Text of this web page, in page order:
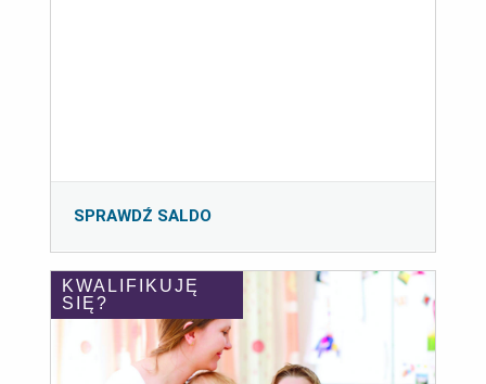
SPRAWDŹ SALDO
KWALIFIKUJĘ
SIĘ?